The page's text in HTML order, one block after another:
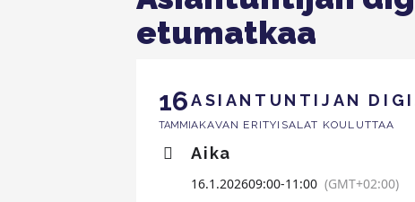
etumatkaa
16
TAMMI
ASIANTUNTIJAN
AKAVAN ERITYISALAT KOULUTTAA
Aika
16.1.202609:00-11:00 (GMT+02:00)